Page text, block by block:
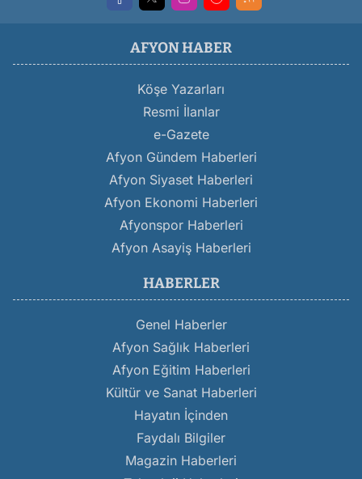
AFYON HABER
Köşe Yazarları
Resmi İlanlar
e-Gazete
Afyon Gündem Haberleri
Afyon Siyaset Haberleri
Afyon Ekonomi Haberleri
Afyonspor Haberleri
Afyon Asayiş Haberleri
HABERLER
Genel Haberler
Afyon Sağlık Haberleri
Afyon Eğitim Haberleri
Kültür ve Sanat Haberleri
Hayatın İçinden
Faydalı Bilgiler
Magazin Haberleri